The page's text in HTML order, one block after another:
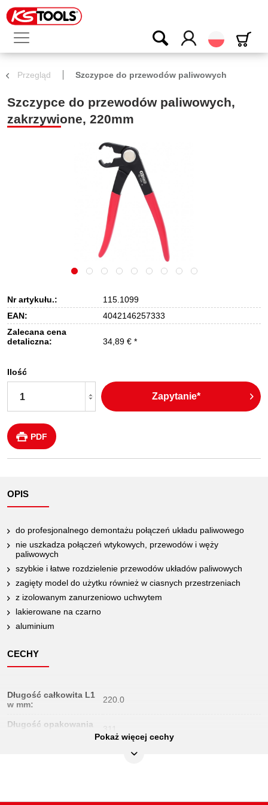
Polski
Przegląd Szczypce do przewodów paliwowych
Szczypce do przewodów paliwowych,
zakrzywione, 220mm
Nr artykułu.:
115.1099
EAN:
4042146257333
Zalecana cena
detaliczna:
34,89 € *
Ilość
Zapytanie*
PDF
OPIS
do profesjonalnego demontażu połączeń układu paliwowego
nie uszkadza połączeń wtykowych, przewodów i węży
paliwowych
szybkie i łatwe rozdzielenie przewodów układów paliwowych
zagięty model do użytku również w ciasnych przestrzeniach
z izolowanym zanurzeniowo uchwytem
lakierowane na czarno
aluminium
CECHY
Długość całkowita L1
w mm:
220.0
Długość opakowania
Link do video
Pokaż więcej cechy